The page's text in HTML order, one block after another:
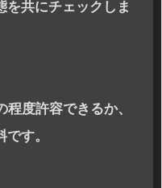
を共にチェックしま
度許容できるか、
す。